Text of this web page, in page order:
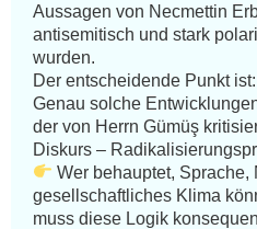
Aussagen von Necmettin
antisemitisch und stark
wurden.
Der entscheidende Punkt ist:
Genau solche
der von Herrn Gümüş
Wer behauptet, Sprache,
gesellschaftliches Klima
muss diese Logik